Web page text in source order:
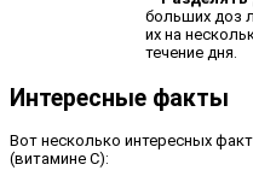
больших доз
их на
течение дня.
Интересные факты
Вот несколько интересных
(витамине C):